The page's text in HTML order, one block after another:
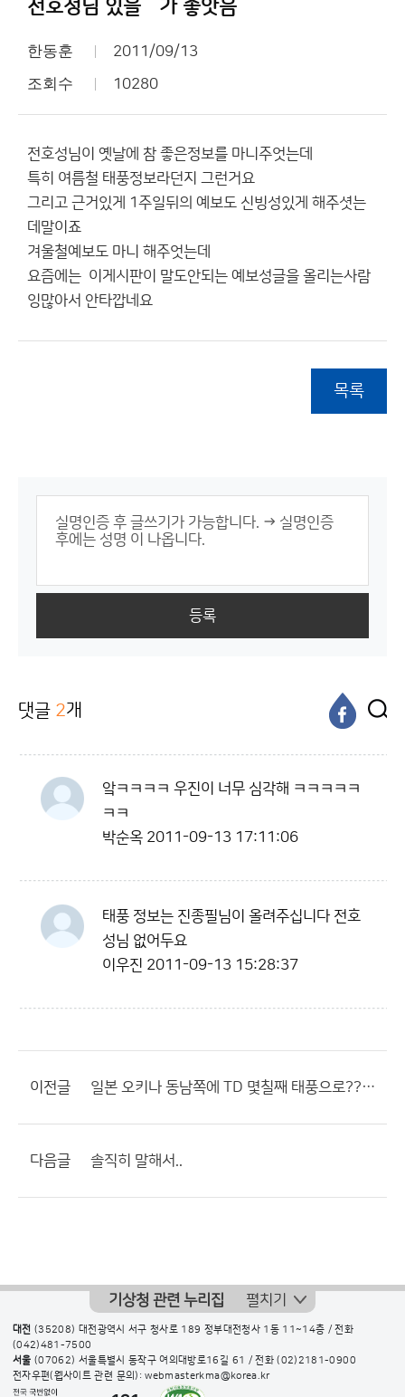
전호성님 있을뗴가 좋앗음
한동훈 2011/09/13
조회수 10280
전호성님이 옛날에 참 좋은정보를 마니주엇는데
특히 여름철 태풍정보라던지 그런거요
그리고 근거있게 1주일뒤의 예보도 신빙성있게 해주셧는
데말이죠
겨울철예보도 마니 해주엇는데
요즘에는 이게시판이 말도안되는 예보성글을 올리는사람
잉많아서 안타깝네요
목록
등록
댓글 2개
앜ㅋㅋㅋㅋ 우진이 너무 심각해 ㅋㅋㅋㅋㅋ
ㅋㅋ
박순옥 2011-09-13 17:11:06
태풍 정보는 진종필님이 올려주십니다 전호
성님 없어두요
이우진 2011-09-13 15:28:37
이전글 일본 오키나 동남쪽에 TD 몇칠째 태풍으로????????
다음글 솔직히 말해서..
기상청 관련 누리집 펼치기
대전 (35208) 대전광역시 서구 청사로 189 정부대전청사 1동 11~14층 / 전화
(042)481-7500
서울 (07062) 서울특별시 동작구 여의대방로16길 61 / 전화(02)2181-0900
전자우편(웹사이트 관련 문의): webmasterkma@korea.kr